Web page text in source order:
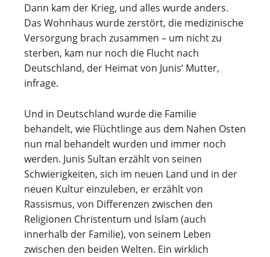
Dann kam der Krieg, und alles wurde anders.
Das Wohnhaus wurde zerstört, die medizinische
Versorgung brach zusammen – um nicht zu
sterben, kam nur noch die Flucht nach
Deutschland, der Heimat von Junis‘ Mutter,
infrage.
Und in Deutschland wurde die Familie
behandelt, wie Flüchtlinge aus dem Nahen Osten
nun mal behandelt wurden und immer noch
werden. Junis Sultan erzählt von seinen
Schwierigkeiten, sich im neuen Land und in der
neuen Kultur einzuleben, er erzählt von
Rassismus, von Differenzen zwischen den
Religionen Christentum und Islam (auch
innerhalb der Familie), von seinem Leben
zwischen den beiden Welten. Ein wirklich